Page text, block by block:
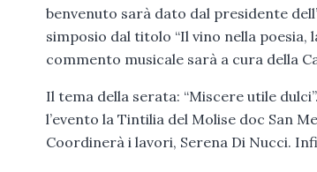
benvenuto sarà dato dal presidente
simposio dal titolo “Il vino nella poesia,
commento musicale sarà a cura della
Il tema della serata: “Miscere utile
l’evento la Tintilia del Molise doc San
Coordinerà i lavori, Serena Di Nucci.